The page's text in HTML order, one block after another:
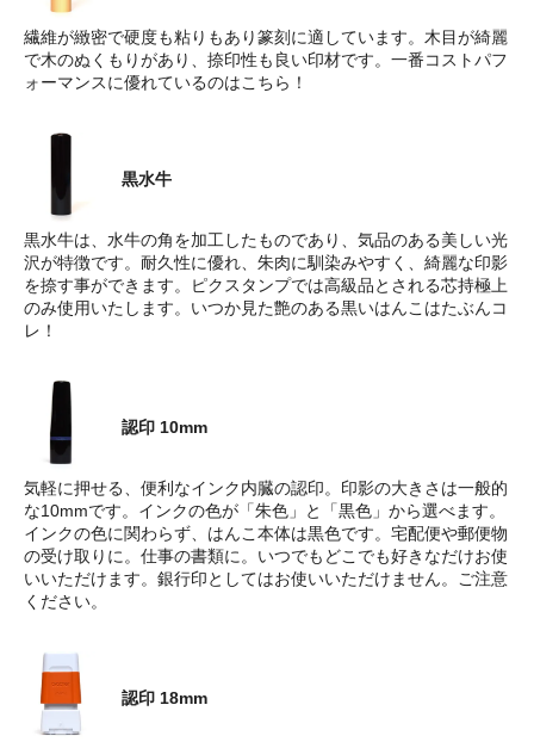
繊維が緻密で硬度も粘りもあり篆刻に適しています。木目が綺麗
で木のぬくもりがあり、捺印性も良い印材です。一番コストパフ
ォーマンスに優れているのはこちら！
黒水牛
黒水牛は、水牛の角を加工したものであり、気品のある美しい光
沢が特徴です。耐久性に優れ、朱肉に馴染みやすく、綺麗な印影
を捺す事ができます。ピクスタンプでは高級品とされる芯持極上
のみ使用いたします。いつか見た艶のある黒いはんこはたぶんコ
レ！
認印 10mm
気軽に押せる、便利なインク内臓の認印。印影の大きさは一般的
な10mmです。インクの色が「朱色」と「黒色」から選べます。
インクの色に関わらず、はんこ本体は黒色です。宅配便や郵便物
の受け取りに。仕事の書類に。いつでもどこでも好きなだけお使
いいただけます。銀行印としてはお使いいただけません。ご注意
ください。
認印 18mm